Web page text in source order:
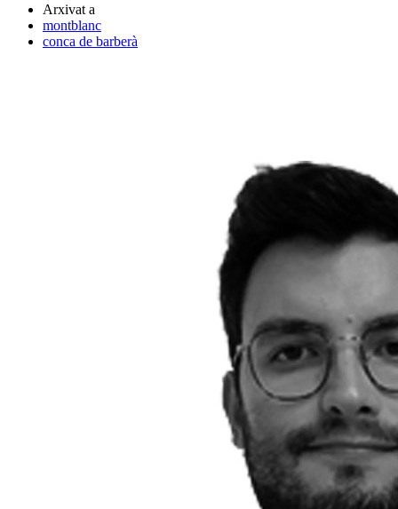
Arxivat a
montblanc
conca de barberà